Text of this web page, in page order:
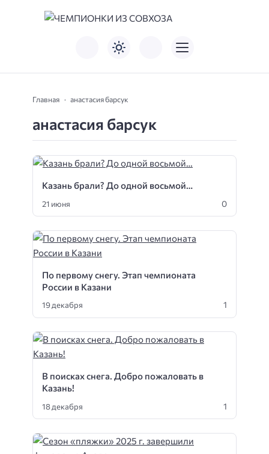
Главная анастасия барсук
анастасия барсук
Казань брали? До одной восьмой…
21 июня 0
По первому снегу. Этап чемпионата
России в Казани
19 декабря 1
В поисках снега. Добро пожаловать в
Казань!
18 декабря 1